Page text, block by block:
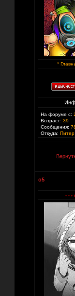
*
На форуме с:
Возраст: 39
Сообщения:
Откуда: Питер
o5